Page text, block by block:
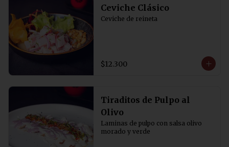
Ceviche Clásico
Ceviche de reineta
$12.300
Tiraditos de Pulpo al
Olivo
Laminas de pulpo con salsa olivo
morado y verde